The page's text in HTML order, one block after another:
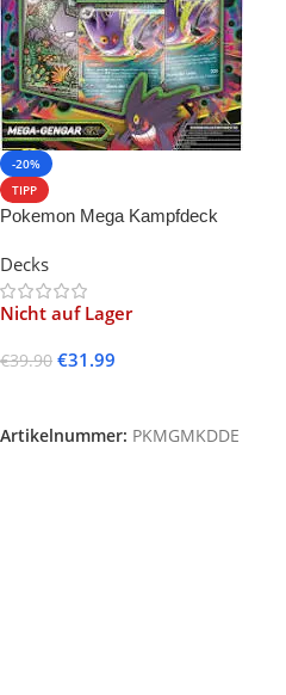
-20%
TIPP
Pokemon Mega Kampfdeck
Decks
Nicht auf Lager
€39.90 €31.99
Artikelnummer: PKMGMKDDE